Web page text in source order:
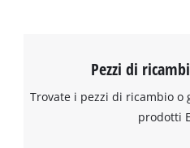
well as four dowels four
Pezzi di
Trovate i pezzi di ricambio o
prodotti